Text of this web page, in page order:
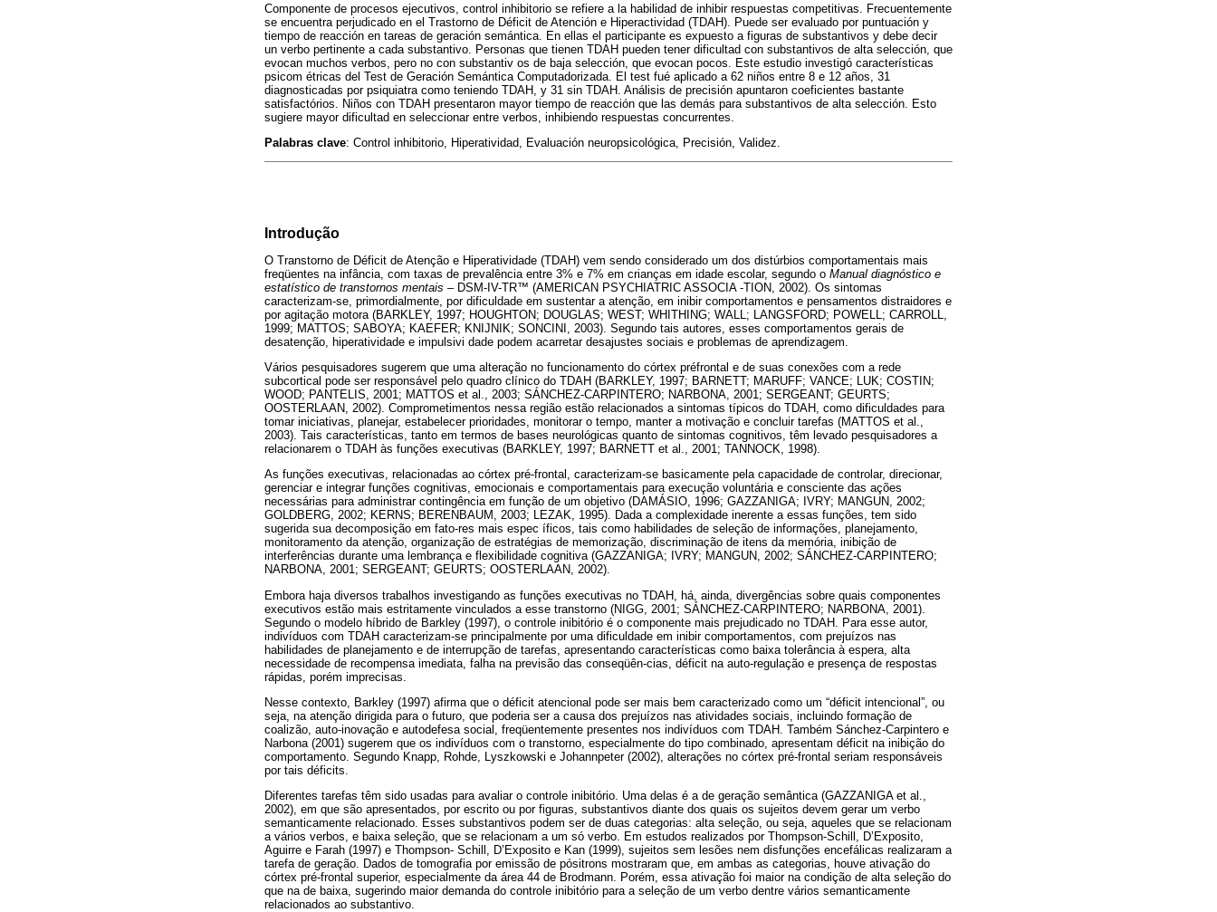
Componente de procesos ejecutivos, control inhibitorio se refiere a la habilidad de inhibir respuestas competitivas. Frecuentemente
se encuentra perjudicado en el Trastorno de Déficit de Atención e Hiperactividad (TDAH). Puede ser evaluado por puntuación y
tiempo de reacción en tareas de geración semántica. En ellas el participante es expuesto a figuras de substantivos y debe decir
un verbo pertinente a cada substantivo. Personas que tienen TDAH pueden tener dificultad con substantivos de alta selección, que
evocan muchos verbos, pero no con substantiv os de baja selección, que evocan pocos. Este estudio investigó características
psicom étricas del Test de Geración Semántica Computadorizada. El test fué aplicado a 62 niños entre 8 e 12 años, 31
diagnosticadas por psiquiatra como teniendo TDAH, y 31 sin TDAH. Análisis de precisión apuntaron coeficientes bastante
satisfactórios. Niños con TDAH presentaron mayor tiempo de reacción que las demás para substantivos de alta selección. Esto
sugiere mayor dificultad en seleccionar entre verbos, inhibiendo respuestas concurrentes.
Palabras clave: Control inhibitorio, Hiperatividad, Evaluación neuropsicológica, Precisión, Validez.
Introdução
O Transtorno de Déficit de Atenção e Hiperatividade (TDAH) vem sendo considerado um dos distúrbios comportamentais mais
freqüentes na infância, com taxas de prevalência entre 3% e 7% em crianças em idade escolar, segundo o Manual diagnóstico e
estatístico de transtornos mentais – DSM-IV-TR™ (AMERICAN PSYCHIATRIC ASSOCIA -TION, 2002). Os sintomas
caracterizam-se, primordialmente, por dificuldade em sustentar a atenção, em inibir comportamentos e pensamentos distraidores e
por agitação motora (BARKLEY, 1997; HOUGHTON; DOUGLAS; WEST; WHITHING; WALL; LANGSFORD; POWELL; CARROLL,
1999; MATTOS; SABOYA; KAEFER; KNIJNIK; SONCINI, 2003). Segundo tais autores, esses comportamentos gerais de
desatenção, hiperatividade e impulsivi dade podem acarretar desajustes sociais e problemas de aprendizagem.
Vários pesquisadores sugerem que uma alteração no funcionamento do córtex préfrontal e de suas conexões com a rede
subcortical pode ser responsável pelo quadro clínico do TDAH (BARKLEY, 1997; BARNETT; MARUFF; VANCE; LUK; COSTIN;
WOOD; PANTELIS, 2001; MATTOS et al., 2003; SÁNCHEZ-CARPINTERO; NARBONA, 2001; SERGEANT; GEURTS;
OOSTERLAAN, 2002). Comprometimentos nessa região estão relacionados a sintomas típicos do TDAH, como dificuldades para
tomar iniciativas, planejar, estabelecer prioridades, monitorar o tempo, manter a motivação e concluir tarefas (MATTOS et al.,
2003). Tais características, tanto em termos de bases neurológicas quanto de sintomas cognitivos, têm levado pesquisadores a
relacionarem o TDAH às funções executivas (BARKLEY, 1997; BARNETT et al., 2001; TANNOCK, 1998).
As funções executivas, relacionadas ao córtex pré-frontal, caracterizam-se basicamente pela capacidade de controlar, direcionar,
gerenciar e integrar funções cognitivas, emocionais e comportamentais para execução voluntária e consciente das ações
necessárias para administrar contingência em função de um objetivo (DAMÁSIO, 1996; GAZZANIGA; IVRY; MANGUN, 2002;
GOLDBERG, 2002; KERNS; BERENBAUM, 2003; LEZAK, 1995). Dada a complexidade inerente a essas funções, tem sido
sugerida sua decomposição em fato-res mais espec íficos, tais como habilidades de seleção de informações, planejamento,
monitoramento da atenção, organização de estratégias de memorização, discriminação de itens da memória, inibição de
interferências durante uma lembrança e flexibilidade cognitiva (GAZZANIGA; IVRY; MANGUN, 2002; SÁNCHEZ-CARPINTERO;
NARBONA, 2001; SERGEANT; GEURTS; OOSTERLAAN, 2002).
Embora haja diversos trabalhos investigando as funções executivas no TDAH, há, ainda, divergências sobre quais componentes
executivos estão mais estritamente vinculados a esse transtorno (NIGG, 2001; SÁNCHEZ-CARPINTERO; NARBONA, 2001).
Segundo o modelo híbrido de Barkley (1997), o controle inibitório é o componente mais prejudicado no TDAH. Para esse autor,
indivíduos com TDAH caracterizam-se principalmente por uma dificuldade em inibir comportamentos, com prejuízos nas
habilidades de planejamento e de interrupção de tarefas, apresentando características como baixa tolerância à espera, alta
necessidade de recompensa imediata, falha na previsão das conseqüên-cias, déficit na auto-regulação e presença de respostas
rápidas, porém imprecisas.
Nesse contexto, Barkley (1997) afirma que o déficit atencional pode ser mais bem caracterizado como um “déficit intencional”, ou
seja, na atenção dirigida para o futuro, que poderia ser a causa dos prejuízos nas atividades sociais, incluindo formação de
coalizão, auto-inovação e autodefesa social, freqüentemente presentes nos indivíduos com TDAH. Também Sánchez-Carpintero e
Narbona (2001) sugerem que os indivíduos com o transtorno, especialmente do tipo combinado, apresentam déficit na inibição do
comportamento. Segundo Knapp, Rohde, Lyszkowski e Johannpeter (2002), alterações no córtex pré-frontal seriam responsáveis
por tais déficits.
Diferentes tarefas têm sido usadas para avaliar o controle inibitório. Uma delas é a de geração semântica (GAZZANIGA et al.,
2002), em que são apresentados, por escrito ou por figuras, substantivos diante dos quais os sujeitos devem gerar um verbo
semanticamente relacionado. Esses substantivos podem ser de duas categorias: alta seleção, ou seja, aqueles que se relacionam
a vários verbos, e baixa seleção, que se relacionam a um só verbo. Em estudos realizados por Thompson-Schill, D’Exposito,
Aguirre e Farah (1997) e Thompson- Schill, D’Exposito e Kan (1999), sujeitos sem lesões nem disfunções encefálicas realizaram a
tarefa de geração. Dados de tomografia por emissão de pósitrons mostraram que, em ambas as categorias, houve ativação do
córtex pré-frontal superior, especialmente da área 44 de Brodmann. Porém, essa ativação foi maior na condição de alta seleção do
que na de baixa, sugerindo maior demanda do controle inibitório para a seleção de um verbo dentre vários semanticamente
relacionados ao substantivo.